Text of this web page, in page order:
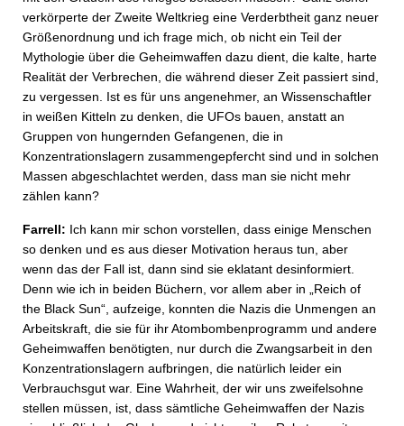
verkörperte der Zweite Weltkrieg eine Verderbtheit ganz neuer
Größenordnung und ich frage mich, ob nicht ein Teil der
Mythologie über die Geheimwaffen dazu dient, die kalte, harte
Realität der Verbrechen, die während dieser Zeit passiert sind,
zu vergessen. Ist es für uns angenehmer, an Wissenschaftler
in weißen Kitteln zu denken, die UFOs bauen, anstatt an
Gruppen von hungernden Gefangenen, die in
Konzentrationslagern zusammengepfercht sind und in solchen
Massen abgeschlachtet werden, dass man sie nicht mehr
zählen kann?
Farrell: Ich kann mir schon vorstellen, dass einige Menschen
so denken und es aus dieser Motivation heraus tun, aber
wenn das der Fall ist, dann sind sie eklatant desinformiert.
Denn wie ich in beiden Büchern, vor allem aber in „Reich of
the Black Sun“, aufzeige, konnten die Nazis die Unmengen an
Arbeitskraft, die sie für ihr Atombombenprogramm und andere
Geheimwaffen benötigten, nur durch die Zwangsarbeit in den
Konzentrationslagern aufbringen, die natürlich leider ein
Verbrauchsgut war. Eine Wahrheit, der wir uns zweifelsohne
stellen müssen, ist, dass sämtliche Geheimwaffen der Nazis